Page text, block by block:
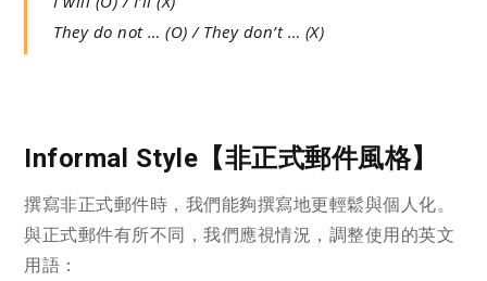
They do not … (O) / They don’t … (X)
Informal Style【非正式郵件風格】
撰寫非正式郵件時，我們能夠撰寫地更輕鬆與個人化。
與正式郵件有所不同，我們應視情況，調整使用的英文
用語：